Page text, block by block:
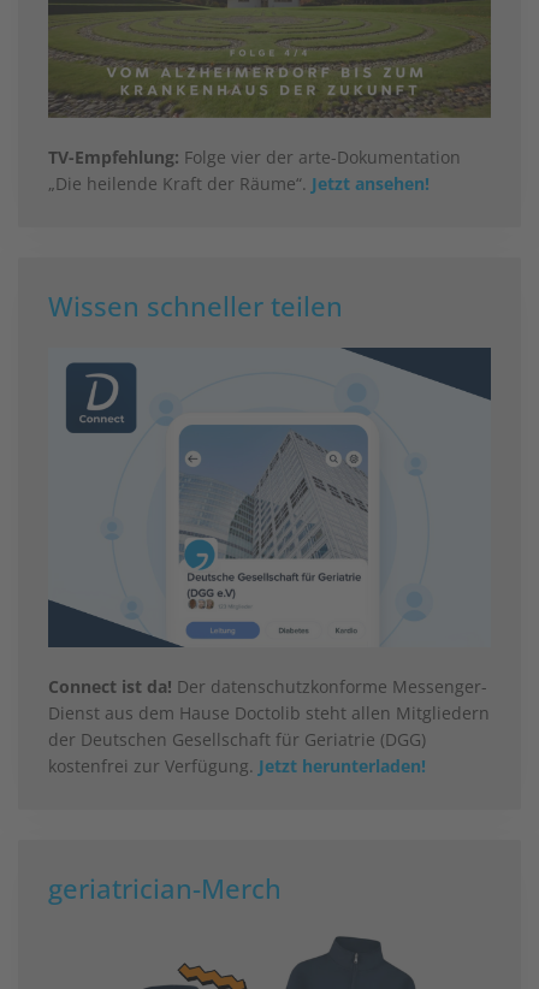
TV-Empfehlung: Folge vier der arte-Dokumentation
„Die heilende Kraft der Räume“. Jetzt ansehen!
Wissen schneller teilen
Connect ist da! Der datenschutzkonforme Messenger-
Dienst aus dem Hause Doctolib steht allen Mitgliedern
der Deutschen Gesellschaft für Geriatrie (DGG)
kostenfrei zur Verfügung. Jetzt herunterladen!
geriatrician-Merch